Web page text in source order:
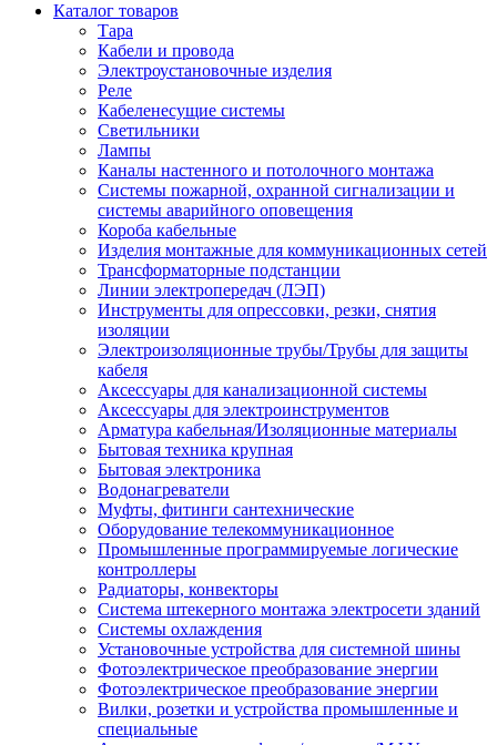
Каталог товаров
Тара
Кабели и провода
Электроустановочные изделия
Реле
Кабеленесущие системы
Светильники
Лампы
Каналы настенного и потолочного монтажа
Системы пожарной, охранной сигнализации и
системы аварийного оповещения
Короба кабельные
Изделия монтажные для коммуникационных сетей
Трансформаторные подстанции
Линии электропередач (ЛЭП)
Инструменты для опрессовки, резки, снятия
изоляции
Электроизоляционные трубы/Трубы для защиты
кабеля
Аксессуары для канализационной системы
Аксессуары для электроинструментов
Арматура кабельная/Изоляционные материалы
Бытовая техника крупная
Бытовая электроника
Водонагреватели
Муфты, фитинги сантехнические
Оборудование телекоммуникационное
Промышленные программируемые логические
контроллеры
Радиаторы, конвекторы
Система штекерного монтажа электросети зданий
Системы охлаждения
Установочные устройства для системной шины
Фотоэлектрическое преобразование энергии
Фотоэлектрическое преобразование энергии
Вилки, розетки и устройства промышленные и
специальные